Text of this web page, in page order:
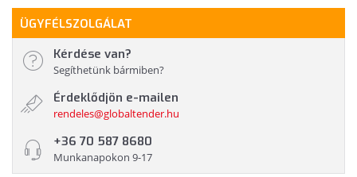
ÜGYFÉLSZOLGÁLAT
Kérdése van?
Segíthetünk bármiben?
Érdeklődjön e-mailen
rendeles@globaltender.hu
+36 70 587 8680
Munkanapokon 9-17